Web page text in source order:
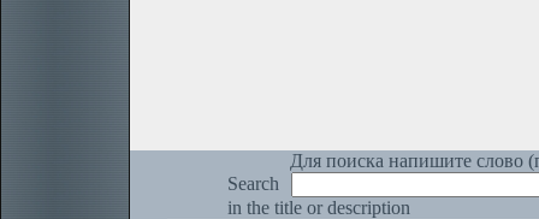
Для поиска напишите слово
Search
in the title or description